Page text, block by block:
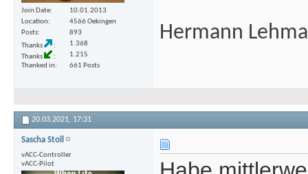
Join Date
10.01.2013
Location
4566 Oekingen
Posts
893
Thanks
1.368
Thanks
1.215
Thanked in
661 Posts
Hermann
20.03.2021, 17:31
Sascha Stoll
vACC-Controller
vACC-Pilot